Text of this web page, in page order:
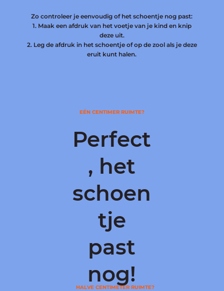
Zo controleer je eenvoudig of het schoentje nog past:
1. Maak een afdruk van het voetje van je kind en knip
deze uit.
2. Leg de afdruk in het schoentje of op de zool als je deze
eruit kunt halen.
HALVE CENTIMETER RUIMTE?
EÉN CENTIMER RUIMTE?
Perfect
, het
schoen
tje
past
nog!